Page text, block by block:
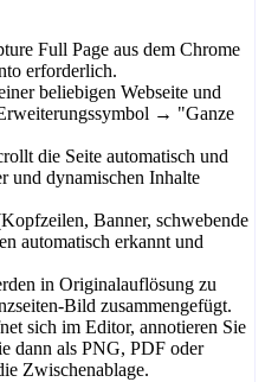
Full Page aus dem Chrome
erforderlich.
beliebigen Webseite und
→ "Ganze
die Seite automatisch und
und dynamischen Inhalte
Banner, schwebende
automatisch erkannt und
in Originalauflösung zu
Bild zusammengefügt.
sich im Editor, annotieren Sie
dann als PNG, PDF oder
Zwischenablage.